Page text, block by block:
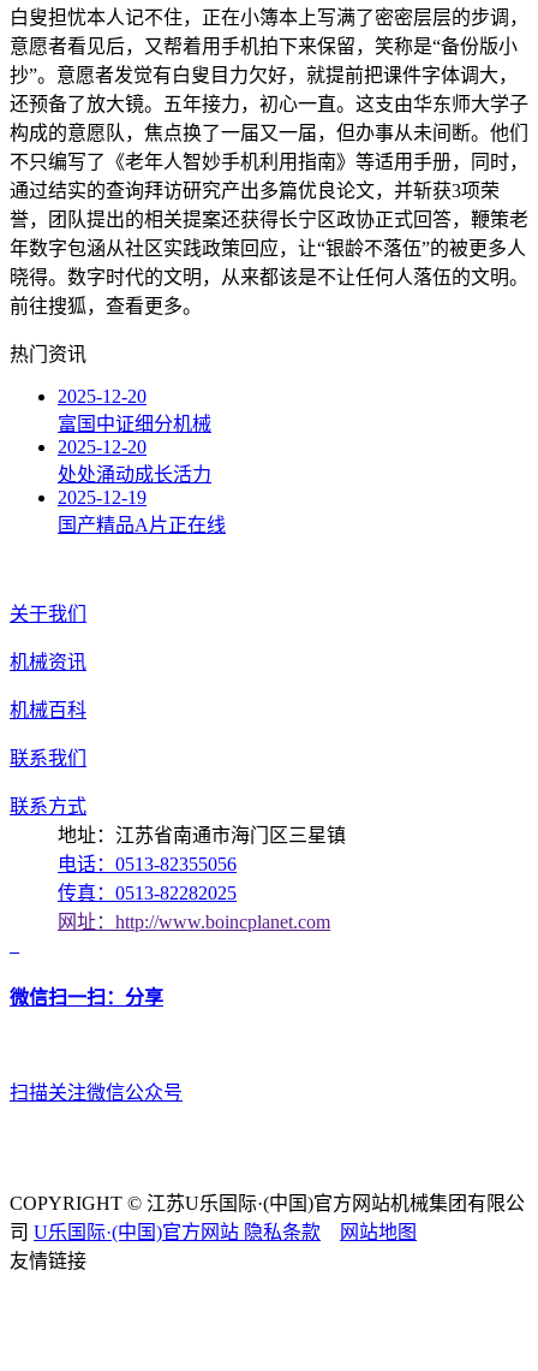
白叟担忧本人记不住，正在小簿本上写满了密密层层的步调，
意愿者看见后，又帮着用手机拍下来保留，笑称是“备份版小
抄”。意愿者发觉有白叟目力欠好，就提前把课件字体调大，
还预备了放大镜。五年接力，初心一直。这支由华东师大学子
构成的意愿队，焦点换了一届又一届，但办事从未间断。他们
不只编写了《老年人智妙手机利用指南》等适用手册，同时，
通过结实的查询拜访研究产出多篇优良论文，并斩获3项荣
誉，团队提出的相关提案还获得长宁区政协正式回答，鞭策老
年数字包涵从社区实践政策回应，让“银龄不落伍”的被更多人
晓得。数字时代的文明，从来都该是不让任何人落伍的文明。
前往搜狐，查看更多。
热门资讯
2025-12-20
富国中证细分机械
2025-12-20
处处涌动成长活力
2025-12-19
国产精品A片正在线
关于我们
机械资讯
机械百科
联系我们
联系方式
地址：江苏省南通市海门区三星镇
电话：0513-82355056
传真：0513-82282025
网址：http://www.boincplanet.com
微信扫一扫：分享
扫描关注微信公众号
COPYRIGHT © 江苏U乐国际·(中国)官方网站机械集团有限公
司 U乐国际·(中国)官方网站 隐私条款
网站地图
友情链接